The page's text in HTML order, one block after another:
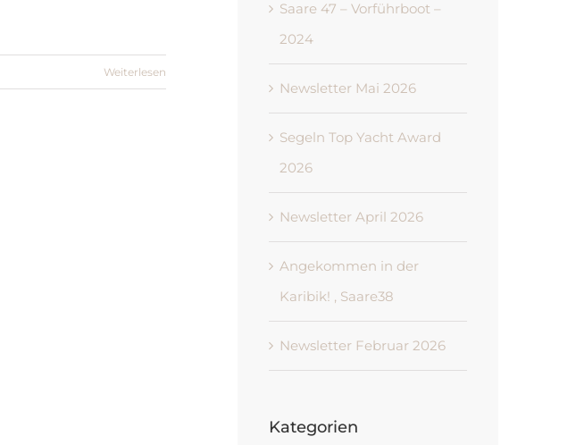
Weiterlesen
Saare 47 – Vorführboot –
2024
Newsletter Mai 2026
Segeln Top Yacht Award
2026
Newsletter April 2026
Angekommen in der
Karibik! , Saare38
Newsletter Februar 2026
Kategorien